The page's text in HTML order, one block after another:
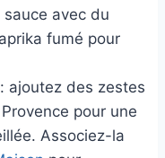
sauce avec du
fumé pour
: ajoutez des zestes
pour une
Associez-la